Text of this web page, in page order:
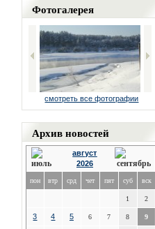
Фотогалерея
смотреть все фотографии
Архив новостей
август
2026
пон втр срд чет пят суб вск
1 2
3 4 5 6 7 8 9